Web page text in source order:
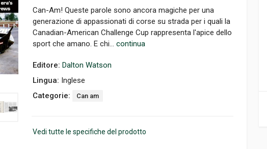
Can-Am! Queste parole sono ancora magiche per una
generazione di appassionati di corse su strada per i quali la
Canadian-American Challenge Cup rappresenta l'apice dello
sport che amano. E chi... continua
Editore: Dalton Watson
Lingua: Inglese
Categorie:
Can am
Vedi tutte le specifiche del prodotto